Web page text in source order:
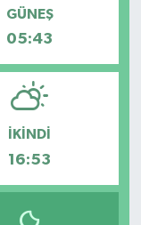
GÜNEŞ
05:43
İKINDI
16:53